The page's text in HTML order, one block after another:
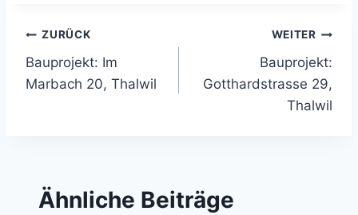
Beitragsnavigation
ZURÜCK
Bauprojekt: Im
Marbach 20, Thalwil
WEITER
Bauprojekt:
Gotthardstrasse 29,
Thalwil
Ähnliche Beiträge